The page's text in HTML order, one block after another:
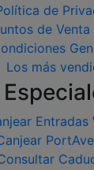
de
de Venta
Los más
Entradas